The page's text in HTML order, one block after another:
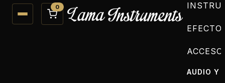
0
AUDIO Y